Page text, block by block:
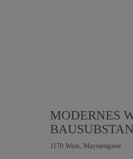
MODERNES
1170 Wien, Mayssengasse